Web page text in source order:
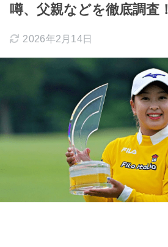
噂、父親などを徹底調査！
2026年2月14日